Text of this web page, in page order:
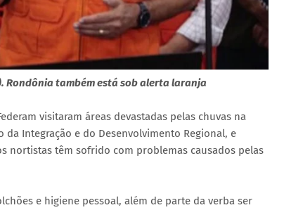
Rondônia também está sob alerta laranja
visitaram áreas devastadas pelas chuvas na
da Integração e do Desenvolvimento Regional, e
nortistas têm sofrido com problemas causados pelas
e higiene pessoal, além de parte da verba ser